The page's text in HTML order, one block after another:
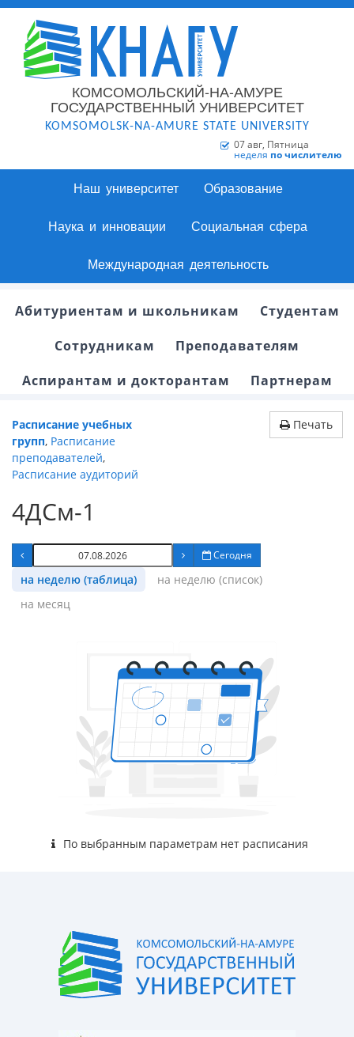
КОМСОМОЛЬСКИЙ-НА-АМУРЕ
ГОСУДАРСТВЕННЫЙ УНИВЕРСИТЕТ
KOMSOMOLSK-NA-AMURE STATE UNIVERSITY
07 авг, Пятница
неделя по числителю
Наш университет Образование
Наука и инновации Социальная сфера
Международная деятельность
Абитуриентам и школьникам
Студентам
Сотрудникам
Преподавателям
Аспирантам и докторантам
Партнерам
Расписание учебных
групп, Расписание
преподавателей,
Расписание аудиторий
Печать
4ДСм-1
Сегодня
на неделю (таблица)
на неделю (список)
на месяц
По выбранным параметрам нет расписания